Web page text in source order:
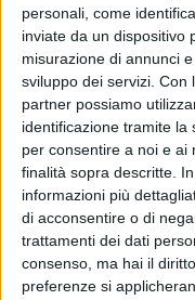
personali, come
inviate da un dispositivo
misurazione di annunci
sviluppo dei servizi. Con
partner possiamo
identificazione tramite la
per consentire a noi e
finalità sopra descritte.
informazioni più
di acconsentire o di
trattamenti dei dati
consenso, ma hai il
preferenze si
un'ordinanza nella
vietata l'accensione
il 19 marzo la
lavoratori, che tra
"Si tratta di una
assembramenti e
Covid-19, oltre che per
momento in cui gli
sanitario sono
comunità"- hanno